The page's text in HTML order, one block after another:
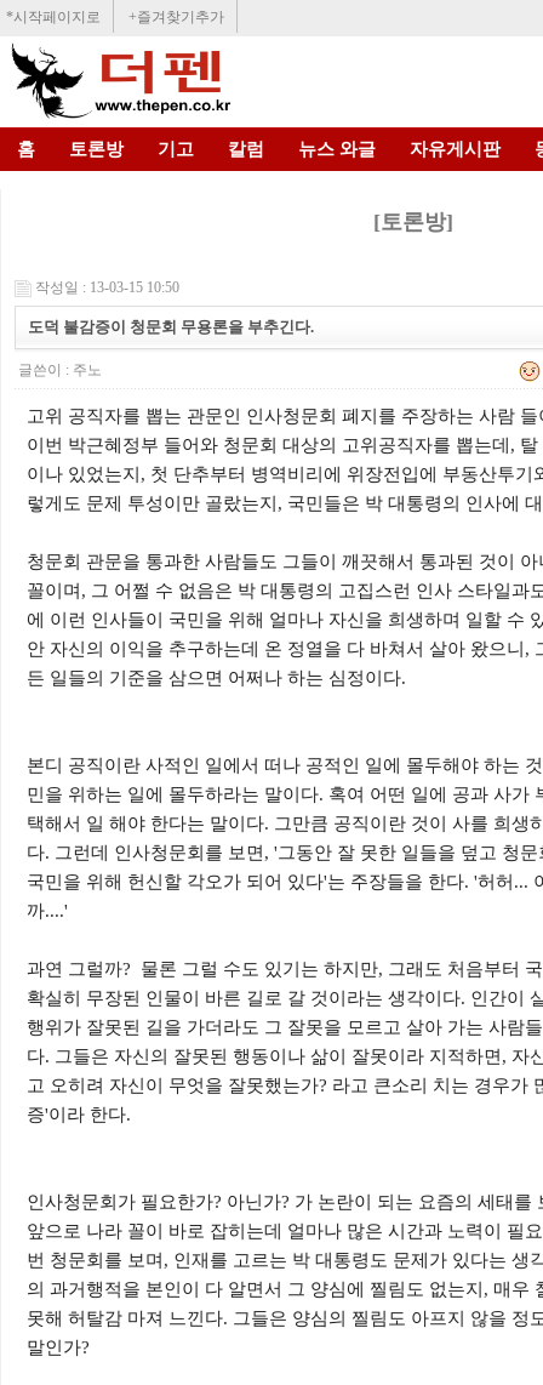
*시작페이지로 +즐겨찾기추가
홈 토론방 기고 칼럼 뉴스 와글 자유게시판
[토론방]
작성일 : 13-03-15 10:50
도덕 불감증이 청문회 무용론을 부추긴다.
글쓴이 : 주노
고위 공직자를 뽑는 관문인 인사청문회 폐지를 주장하는 사람 들
이번 박근혜정부 들어와 청문회 대상의 고위공직자를 뽑는데,
이나 있었는지, 첫 단추부터 병역비리에 위장전입에 부동산투기
렇게도 문제 투성이만 골랐는지, 국민들은 박 대통령의 인사에
청문회 관문을 통과한 사람들도 그들이 깨끗해서 통과된 것이
꼴이며, 그 어쩔 수 없음은 박 대통령의 고집스런 인사 스타일과
에 이런 인사들이 국민을 위해 얼마나 자신을 희생하며 일할 수
안 자신의 이익을 추구하는데 온 정열을 다 바쳐서 살아 왔으니,
든 일들의 기준을 삼으면 어쩌나 하는 심정이다.
본디 공직이란 사적인 일에서 떠나 공적인 일에 몰두해야 하는
민을 위하는 일에 몰두하라는 말이다. 혹여 어떤 일에 공과 사가
택해서 일 해야 한다는 말이다. 그만큼 공직이란 것이 사를 희생
다. 그런데 인사청문회를 보면, '그동안 잘 못한 일들을 덮고 청
국민을 위해 헌신할 각오가 되어 있다'는 주장들을 한다. '허허...
까....'
과연 그럴까? 물론 그럴 수도 있기는 하지만, 그래도 처음부터
확실히 무장된 인물이 바른 길로 갈 것이라는 생각이다. 인간이
행위가 잘못된 길을 가더라도 그 잘못을 모르고 살아 가는 사람
다. 그들은 자신의 잘못된 행동이나 삶이 잘못이라 지적하면, 자
고 오히려 자신이 무엇을 잘못했는가? 라고 큰소리 치는 경우가
증'이라 한다.
인사청문회가 필요한가? 아닌가? 가 논란이 되는 요즘의 세태를
앞으로 나라 꼴이 바로 잡히는데 얼마나 많은 시간과 노력이 필
번 청문회를 보며, 인재를 고르는 박 대통령도 문제가 있다는 생
의 과거행적을 본인이 다 알면서 그 양심에 찔림도 없는지, 매우
못해 허탈감 마져 느낀다. 그들은 양심의 찔림도 아프지 않을 정
말인가?